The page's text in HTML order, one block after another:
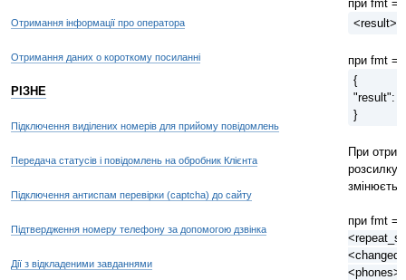
Отримання інформації про оператора
Отримання даних о короткому посиланні
РІЗНЕ
Підключення виділених номерів для прийому повідомлень
Передача статусів і повідомлень на обробник Клієнта
Підключення антиспам перевірки (captcha) до сайту
Підтвердження номеру телефону за допомогою дзвінка
Дії з відкладеними завданнями
при fmt =
при fmt =
{
"result":
}
При
розсилку
при fmt =